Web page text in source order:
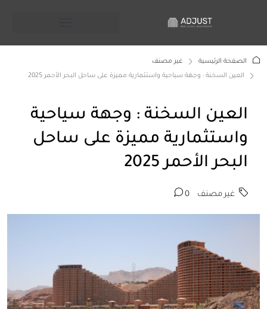
الصفحة الرئيسية
غير مصنف
العين السخنة : وجهة سياحية واستثمارية مميزة على ساحل البحر الأحمر 2025
العين السخنة : وجهة سياحية
واستثمارية مميزة على ساحل
البحر الأحمر 2025
غير مصنف 0